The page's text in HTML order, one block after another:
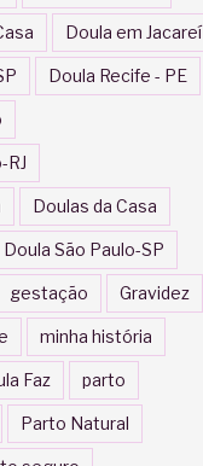
Doula em Jacareí
Doula Recife - PE
RJ
Doulas da Casa
Doula São Paulo-SP
gestação Gravidez
minha história
Faz parto
Parto Natural